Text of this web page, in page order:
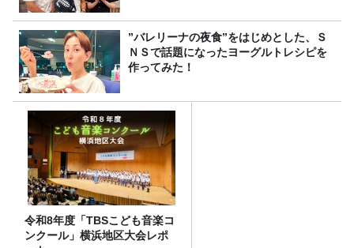
”バレリーナの夜食”をはじめとした、Ｓ
ＮＳで話題になったヨーグルトレシピを
作ってみた！
令和8年度「TBSこども音楽コ
ンクール」横浜地区大会レポ